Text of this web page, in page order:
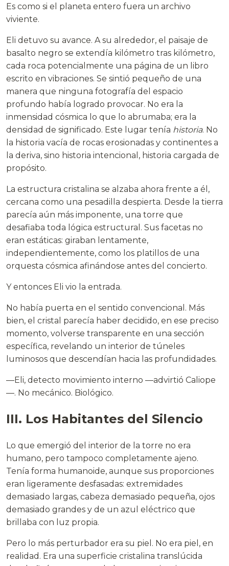
Es como si el planeta entero fuera un archivo
viviente.
Eli detuvo su avance. A su alrededor, el paisaje de
basalto negro se extendía kilómetro tras kilómetro,
cada roca potencialmente una página de un libro
escrito en vibraciones. Se sintió pequeño de una
manera que ninguna fotografía del espacio
profundo había logrado provocar. No era la
inmensidad cósmica lo que lo abrumaba; era la
densidad de significado. Este lugar tenía historia. No
la historia vacía de rocas erosionadas y continentes a
la deriva, sino historia intencional, historia cargada de
propósito.
La estructura cristalina se alzaba ahora frente a él,
cercana como una pesadilla despierta. Desde la tierra
parecía aún más imponente, una torre que
desafiaba toda lógica estructural. Sus facetas no
eran estáticas: giraban lentamente,
independientemente, como los platillos de una
orquesta cósmica afinándose antes del concierto.
Y entonces Eli vio la entrada.
No había puerta en el sentido convencional. Más
bien, el cristal parecía haber decidido, en ese preciso
momento, volverse transparente en una sección
específica, revelando un interior de túneles
luminosos que descendían hacia las profundidades.
—Eli, detecto movimiento interno —advirtió Caliope
—. No mecánico. Biológico.
III. Los Habitantes del Silencio
Lo que emergió del interior de la torre no era
humano, pero tampoco completamente ajeno.
Tenía forma humanoide, aunque sus proporciones
eran ligeramente desfasadas: extremidades
demasiado largas, cabeza demasiado pequeña, ojos
demasiado grandes y de un azul eléctrico que
brillaba con luz propia.
Pero lo más perturbador era su piel. No era piel, en
realidad. Era una superficie cristalina translúcida